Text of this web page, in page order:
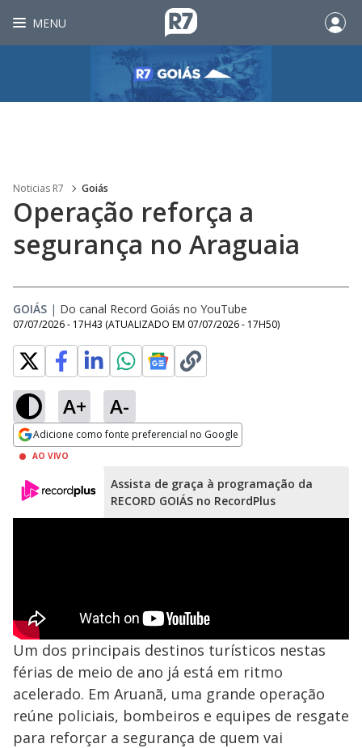
MENU
Noticias R7 Goiás
Operação reforça a
segurança no Araguaia
GOIÁS | Do canal Record Goiás no YouTube
07/07/2026 - 17H43 (ATUALIZADO EM 07/07/2026 - 17H50)
A+ A-
Adicione como fonte preferencial no Google
Opens in new window
AO VIVO
Assista de graça à programação da
RECORD GOIÁS no RecordPlus
Um dos principais destinos turísticos nestas
férias de meio de ano já está em ritmo
acelerado. Em Aruanã, uma grande operação
reúne policiais, bombeiros e equipes de resgate
para reforçar a segurança de quem vai